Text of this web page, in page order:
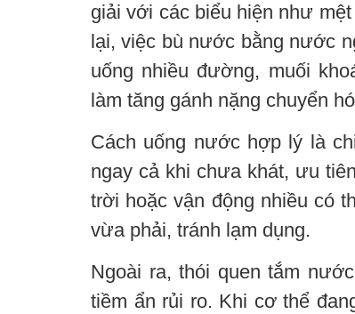
giải với các biểu hiện như
lại, việc bù nước bằng nước
uống nhiều đường, muối
làm tăng gánh nặng chuyển
Cách uống nước hợp lý là
ngay cả khi chưa khát, ưu
trời hoặc vận động nhiều có
vừa phải, tránh lạm dụng.
Ngoài ra, thói quen tắm
tiềm ẩn rủi ro. Khi cơ thể